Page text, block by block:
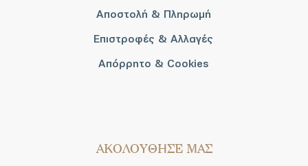
Αποστολή & Πληρωμή
Επιστροφές & Αλλαγές
Απόρρητο & Cookies
AΚΟΛΟΥΘΗΣΕ ΜΑΣ